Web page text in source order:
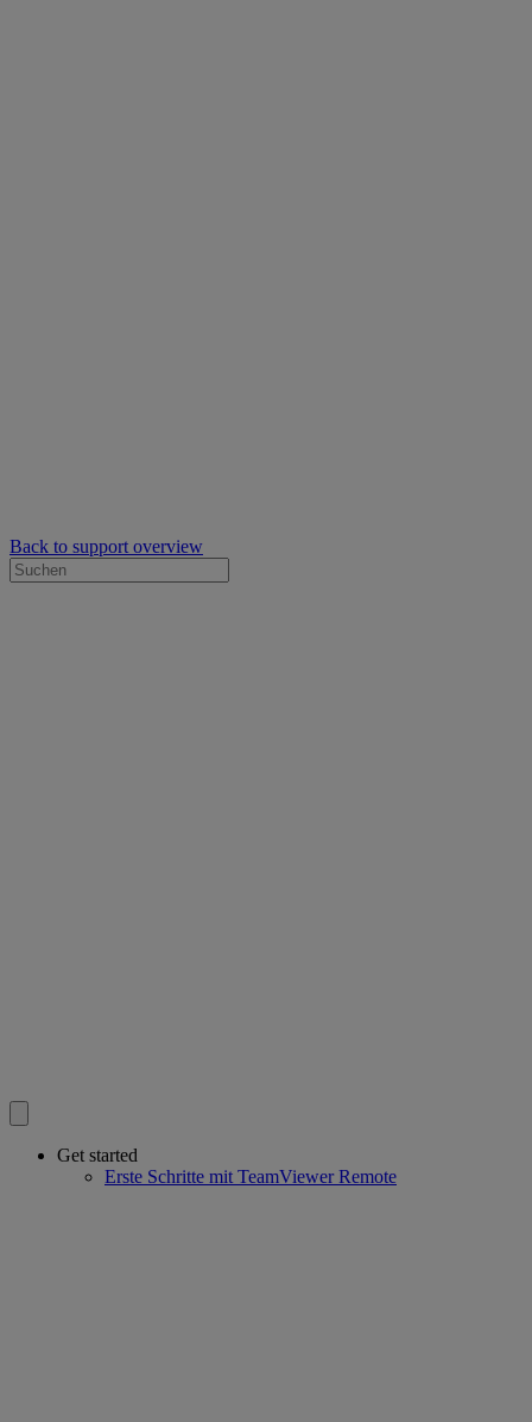
Back to support overview
Get started
Erste Schritte mit TeamViewer Remote